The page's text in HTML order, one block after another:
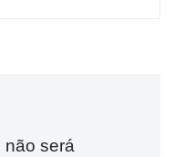
não será